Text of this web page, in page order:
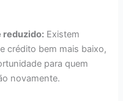
reduzido: Existem
crédito bem mais baixo,
para quem
novamente.